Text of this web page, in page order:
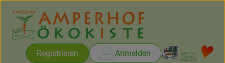
Registrieren Anmelden